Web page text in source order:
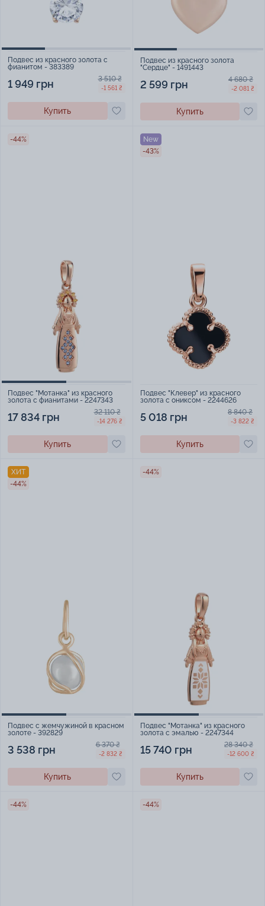
Подвес из красного золота с
фианитом - 383389
1 949 грн 3 510 ₴
-1 561 ₴
Купить
Подвес из красного золота
"Сердце" - 1491443
2 599 грн 4 680 ₴
-2 081 ₴
Купить
-44%
Подвес "Мотанка" из красного
золота с фианитами - 2247343
17 834 грн 32 110 ₴
-14 276 ₴
Купить
New
-43%
Подвес "Клевер" из красного
золота с ониксом - 2244626
5 018 грн 8 840 ₴
-3 822 ₴
Купить
ХИТ
-44%
Подвес с жемчужиной в красном
золоте - 392829
3 538 грн 6 370 ₴
-2 832 ₴
Купить
-44%
Подвес "Мотанка" из красного
золота с эмалью - 2247344
15 740 грн 28 340 ₴
-12 600 ₴
Купить
-44% -44%